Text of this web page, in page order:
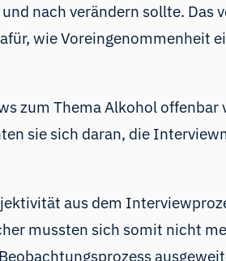
nach verändern sollte. Das
wie Voreingenommenheit
zum Thema Alkohol
sie sich daran, die
aus dem
mussten sich somit nicht